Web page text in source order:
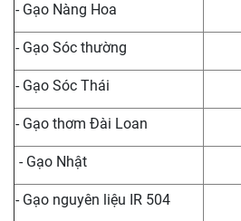
- Gạo Nàng Hoa
- Gạo Sóc thường
- Gạo Sóc Thái
- Gạo thơm Đài Loan
- Gạo Nhật
- Gạo nguyên liệu IR 504